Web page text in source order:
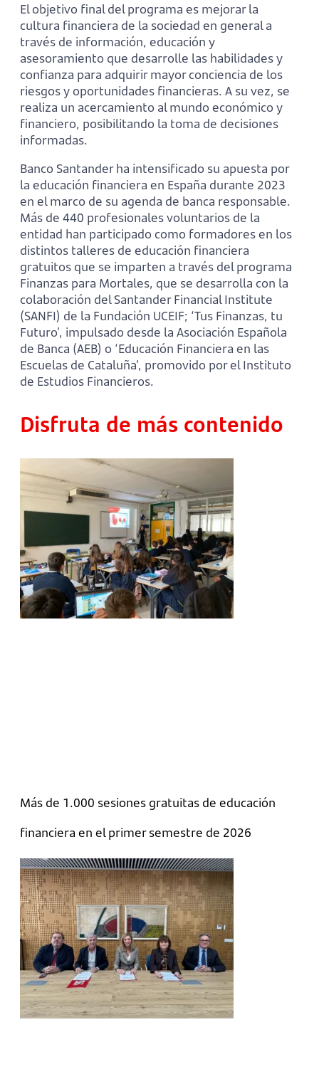
El objetivo final del programa es mejorar la
cultura financiera de la sociedad en general a
través de información, educación y
asesoramiento que desarrolle las habilidades y
confianza para adquirir mayor conciencia de los
riesgos y oportunidades financieras. A su vez, se
realiza un acercamiento al mundo económico y
financiero, posibilitando la toma de decisiones
informadas.
Banco Santander ha intensificado su apuesta por
la educación financiera en España durante 2023
en el marco de su agenda de banca responsable.
Más de 440 profesionales voluntarios de la
entidad han participado como formadores en los
distintos talleres de educación financiera
gratuitos que se imparten a través del programa
Finanzas para Mortales, que se desarrolla con la
colaboración del Santander Financial Institute
(SANFI) de la Fundación UCEIF; ‘Tus Finanzas, tu
Futuro’, impulsado desde la Asociación Española
de Banca (AEB) o ‘Educación Financiera en las
Escuelas de Cataluña’, promovido por el Instituto
de Estudios Financieros.
Disfruta de más contenido
Más de 1.000 sesiones gratuitas de educación
financiera en el primer semestre de 2026